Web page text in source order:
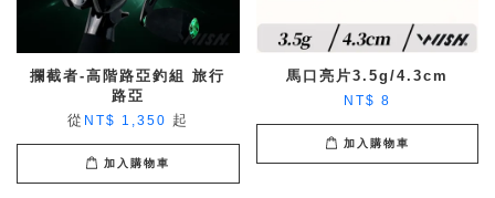
攔截者-高階路亞釣組 旅行
路亞
從 NT$ 1,350 起
加入購物車
馬口亮片3.5g/4.3cm
NT$ 8
加入購物車